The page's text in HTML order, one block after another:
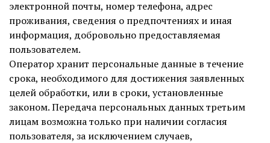
электронной почты, номер телефона, адрес
проживания, сведения о предпочтениях и иная
информация, добровольно предоставляемая
пользователем.
Оператор хранит персональные данные в течение
срока, необходимого для достижения заявленных
целей обработки, или в сроки, установленные
законом. Передача персональных данных третьим
лицам возможна только при наличии согласия
пользователя, за исключением случаев,